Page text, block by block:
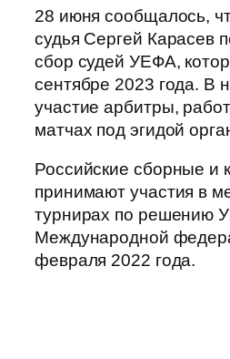
28 июня сообщалось,
судья Сергей Карасев
сбор судей УЕФА,
сентябре 2023 года. В
участие арбитры,
матчах под эгидой
Российские сборные и
принимают участия в
турнирах по решению
Международной
февраля 2022 года.